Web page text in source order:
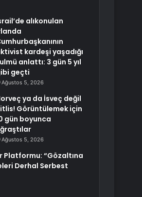
alıkonulan
kardeşi yaşadığı
anlattı: 3 gün 5 yıl
geçti
Ağustos 5, 2026
ya da İsveç değil
Görüntülemek için
gün boyunca
Ağustos 5, 2026
Platformu: “Gözaltına
Derhal Serbest